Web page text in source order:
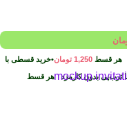
هر قسط 1,250 تومان•خرید قسطی با
ترب‌پی بدون کارمزدهر قسط